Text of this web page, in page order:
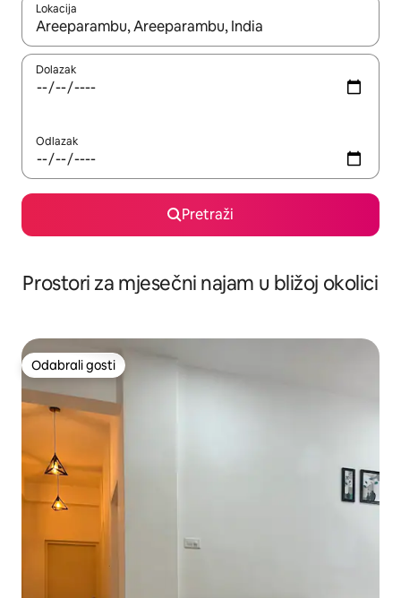
Lokacija
Kada budu dostupni rezultati, moći ćete ih pregledati
Dolazak
Odlazak
Pretraži
Prostori za mjesečni najam u bližoj okolici
Odabrali gosti
Odabrali gosti